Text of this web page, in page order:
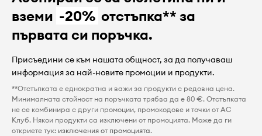
вземи -20% отстъпка** за
първата си поръчка.
Присъедини се към нашата общност, за да получаваш
информация за най-новите промоции и продукти.
**Отстъпката е еднократна и важи за продукти с редовна цена.
Минималната стойност на поръчката трябва да е 80 €. Отстъпката
не се комбинира с други промоции, промокодове и точки от AC
Клуб. Някои продукти са изключени от промоцията. Може да ги
откриете тук: изключения от промоцията.